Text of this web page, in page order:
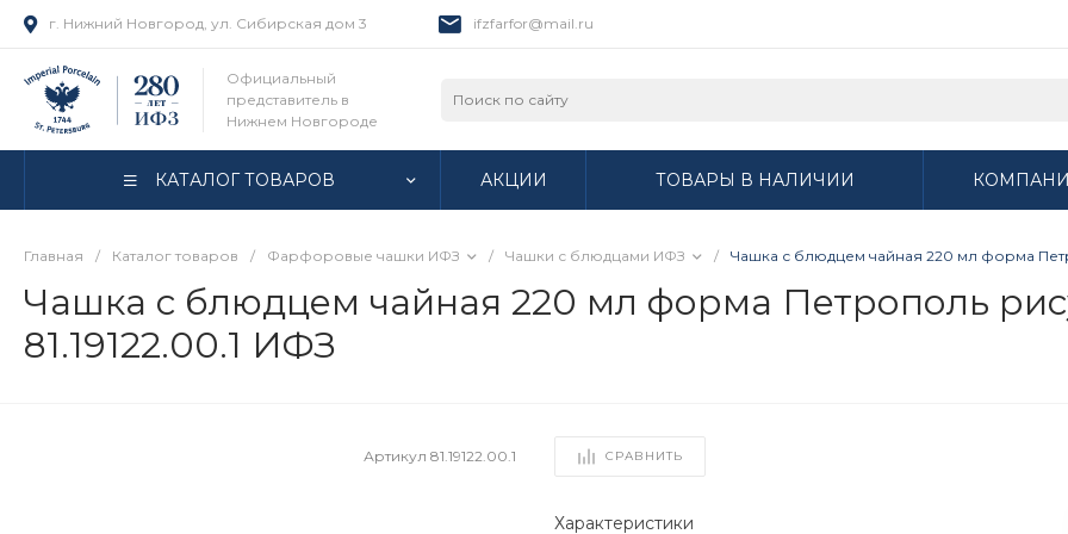
г. Нижний Новгород, ул. Сибирская дом 3 ifzfarfor@mail.ru
Официальный
представитель в
Нижнем Новгороде
КАТАЛОГ ТОВАРОВ АКЦИИ ТОВАРЫ В НАЛИЧИИ
Главная / Каталог товаров / Фарфоровые чашки ИФЗ / Чашки с блюдцами ИФЗ / Чашка с блюдцем чайная 220 мл форма
Чашка с блюдцем чайная 220 мл форма Петрополь
81.19122.00.1 ИФЗ
Артикул81.19122.00.1 СРАВНИТЬ
Характеристики